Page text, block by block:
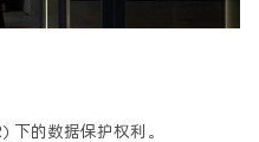
下的数据保护权利。